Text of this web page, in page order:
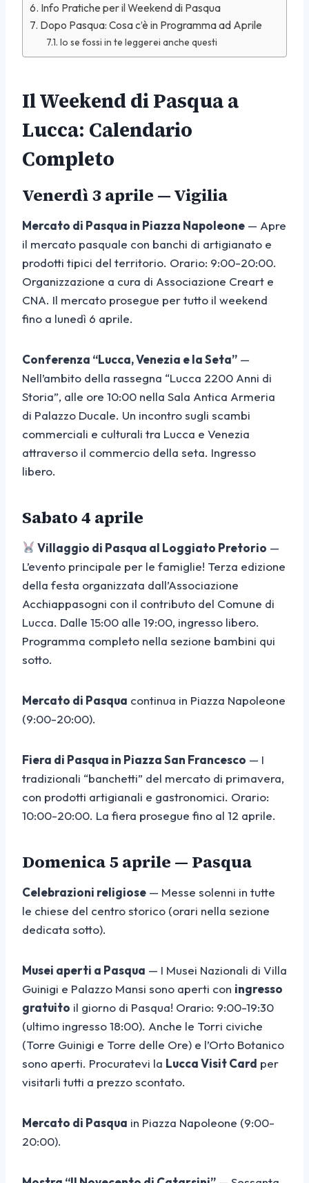
Info Pratiche per il Weekend di Pasqua
Dopo Pasqua: Cosa c’è in Programma ad Aprile
Io se fossi in te leggerei anche questi
Il Weekend di Pasqua a
Lucca: Calendario
Completo
Venerdì 3 aprile — Vigilia
Mercato di Pasqua in Piazza Napoleone — Apre
il mercato pasquale con banchi di artigianato e
prodotti tipici del territorio. Orario: 9:00-20:00.
Organizzazione a cura di Associazione Creart e
CNA. Il mercato prosegue per tutto il weekend
fino a lunedì 6 aprile.
Conferenza “Lucca, Venezia e la Seta” —
Nell’ambito della rassegna “Lucca 2200 Anni di
Storia”, alle ore 10:00 nella Sala Antica Armeria
di Palazzo Ducale. Un incontro sugli scambi
commerciali e culturali tra Lucca e Venezia
attraverso il commercio della seta. Ingresso
libero.
Sabato 4 aprile
Villaggio di Pasqua al Loggiato Pretorio —
L’evento principale per le famiglie! Terza edizione
della festa organizzata dall’Associazione
Acchiappasogni con il contributo del Comune di
Lucca. Dalle 15:00 alle 19:00, ingresso libero.
Programma completo nella sezione bambini qui
sotto.
Mercato di Pasqua continua in Piazza Napoleone
(9:00-20:00).
Fiera di Pasqua in Piazza San Francesco — I
tradizionali “banchetti” del mercato di primavera,
con prodotti artigianali e gastronomici. Orario:
10:00-20:00. La fiera prosegue fino al 12 aprile.
Domenica 5 aprile — Pasqua
Celebrazioni religiose — Messe solenni in tutte
le chiese del centro storico (orari nella sezione
dedicata sotto).
Musei aperti a Pasqua — I Musei Nazionali di Villa
Guinigi e Palazzo Mansi sono aperti con ingresso
gratuito il giorno di Pasqua! Orario: 9:00-19:30
(ultimo ingresso 18:00). Anche le Torri civiche
(Torre Guinigi e Torre delle Ore) e l’Orto Botanico
sono aperti. Procuratevi la Lucca Visit Card per
visitarli tutti a prezzo scontato.
Mercato di Pasqua in Piazza Napoleone (9:00-
20:00).